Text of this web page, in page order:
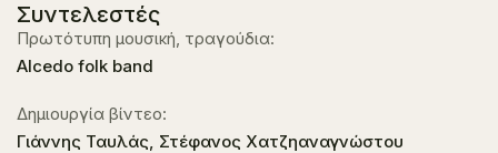
Συντελεστές
Πρωτότυπη μουσική, τραγούδια:
Alcedo folk band
Δημιουργία βίντεο:
Γιάννης Ταυλάς, Στέφανος Χατζηαναγνώστου